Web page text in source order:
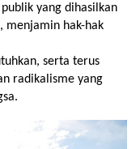
yang dihasilkan
menjamin hak-hak
serta terus
radikalisme yang